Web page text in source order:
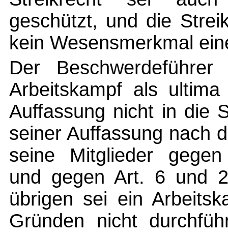
geschützt, und die
kein Wesensmerkmal
Der
Arbeitskampf als
Auffassung nicht in die
seiner Auffassung nach
seine Mitglieder
und gegen Art. 6 und
übrigen sei ein
Gründen nicht